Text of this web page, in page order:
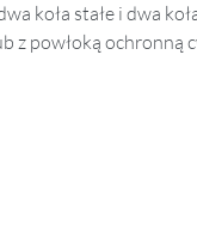
koła stałe i dwa
z powłoką ochronną